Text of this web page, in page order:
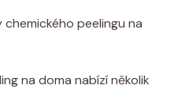
peelingu na
na doma ‌nabízí několik